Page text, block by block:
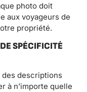
photo doit
aux voyageurs de
propriété.
SPÉCIFICITÉ
descriptions
à n’importe quelle